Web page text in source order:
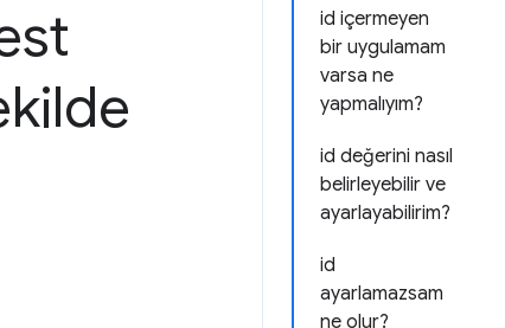
id içermeyen
bir uygulamam
varsa ne
yapmalıyım?
id değerini nasıl
belirleyebilir ve
ayarlayabilirim?
id
ayarlamazsam
ne olur?